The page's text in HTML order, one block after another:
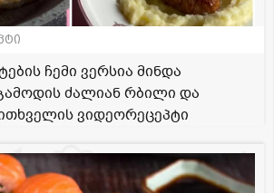
ჩემი ვერსია მინდა
ძალიან რბილი და
ვიდეორეცეპტი